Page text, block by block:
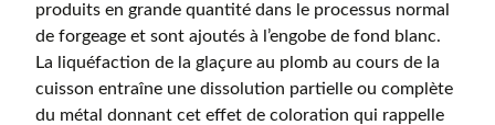
produits en grande quantité dans le processus normal
de forgeage et sont ajoutés à l’engobe de fond blanc.
La liquéfaction de la glaçure au plomb au cours de la
cuisson entraîne une dissolution partielle ou complète
du métal donnant cet effet de coloration qui rappelle